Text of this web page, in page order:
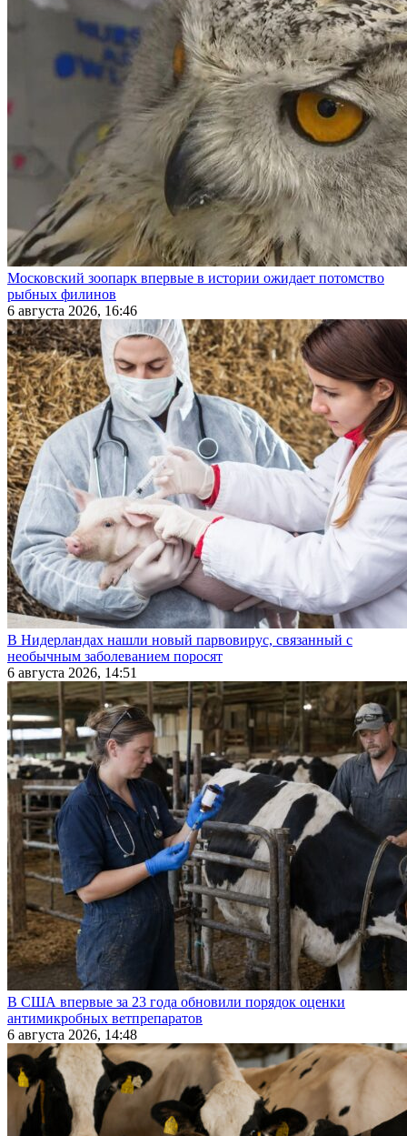
Московский зоопарк впервые в истории ожидает потомство
рыбных филинов
6 августа 2026, 16:46
В Нидерландах нашли новый парвовирус, связанный с
необычным заболеванием поросят
6 августа 2026, 14:51
В США впервые за 23 года обновили порядок оценки
антимикробных ветпрепаратов
6 августа 2026, 14:48